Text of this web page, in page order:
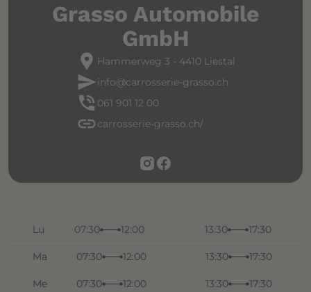
Grasso Automobile
GmbH
location_pin Hammerweg 3 - 4410 Liestal
sendinfo@carrosserie-grasso.ch
phone_in_talk 061 901 12 00
link carrosserie-grasso.ch/
Lu 07:30 12:00 13:30 17:30
Ma 07:30 12:00 13:30 17:30
Me 07:30 12:00 13:30 17:30